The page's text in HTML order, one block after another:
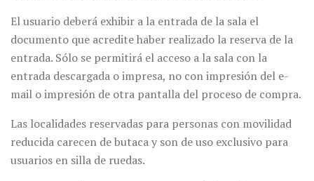
El usuario deberá exhibir a la entrada de la sala el
documento que acredite haber realizado la reserva de la
entrada. Sólo se permitirá el acceso a la sala con la
entrada descargada o impresa, no con impresión del e-
mail o impresión de otra pantalla del proceso de compra.
Las localidades reservadas para personas con movilidad
reducida carecen de butaca y son de uso exclusivo para
usuarios en silla de ruedas.